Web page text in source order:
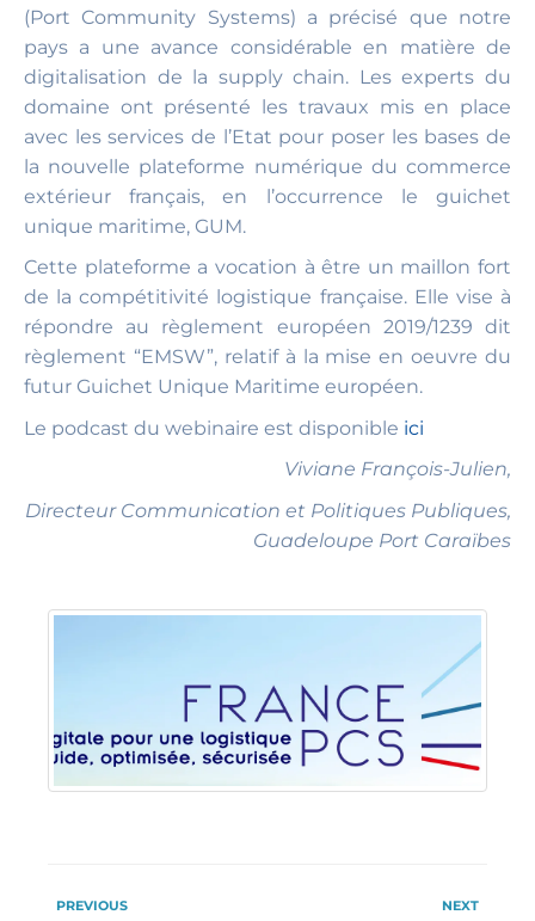
(Port Community Systems) a précisé que notre
pays a une avance considérable en matière de
digitalisation de la supply chain. Les experts du
domaine ont présenté les travaux mis en place
avec les services de l’Etat pour poser les bases de
la nouvelle plateforme numérique du commerce
extérieur français, en l’occurrence le guichet
unique maritime, GUM.
Cette plateforme a vocation à être un maillon fort
de la compétitivité logistique française. Elle vise à
répondre au règlement européen 2019/1239 dit
règlement “EMSW”, relatif à la mise en oeuvre du
futur Guichet Unique Maritime européen.
Le podcast du webinaire est disponible ici
Viviane François-Julien,
Directeur Communication et Politiques Publiques,
Guadeloupe Port Caraïbes
PREVIOUS NEXT